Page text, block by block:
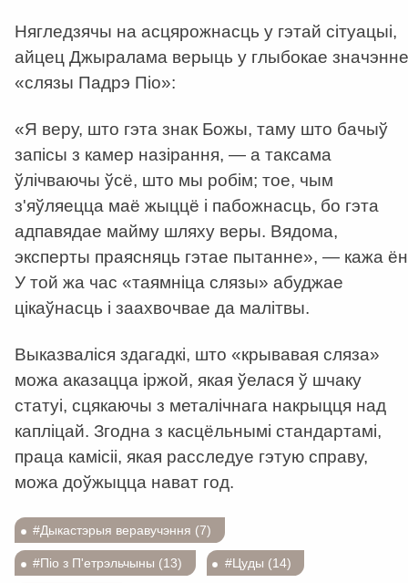
Нягледзячы на асцярожнасць у гэтай сітуацыі,
айцец Джыралама верыць у глыбокае значэнне
«слязы Падрэ Піо»:
«Я веру, што гэта знак Божы, таму што бачыў
запісы з камер назірання, — а таксама
ўлічваючы ўсё, што мы робім; тое, чым
з'яўляецца маё жыццё і пабожнасць, бо гэта
адпавядае майму шляху веры. Вядома,
эксперты праясняць гэтае пытанне», — кажа
У той жа час «таямніца слязы» абуджае
цікаўнасць і заахвочвае да малітвы.
Выказваліся здагадкі, што «крывавая сляза»
можа аказацца іржой, якая ўелася ў шчаку
статуі, сцякаючы з металічнага накрыцця над
капліцай. Згодна з касцёльнымі стандартамі,
праца камісіі, якая расследуе гэтую справу,
можа доўжыцца нават год.
#Дыкастэрыя веравучэння (7)
#Піо з П'етрэльчыны (13) #Цуды (14)